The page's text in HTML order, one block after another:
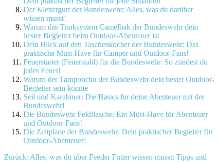
Der Klettergurt der Bundeswehr: Alles, was du darüber
wissen musst!
Warum das Trinksystem Camelbak der Bundeswehr dein
bester Begleiter beim Outdoor-Abenteuer ist
Dein Blick auf den Taschenkocher der Bundeswehr: Das
praktische Must-Have für Camper und Outdoor-Fans!
Feuerstarter (Feuerstahl) für die Bundeswehr: So zündest du
jedes Feuer!
Warum der Tarnponcho der Bundeswehr dein bester Outdoor-
Begleiter sein könnte
Seil und Karabiner: Die Basics für deine Abenteuer mit der
Bundeswehr!
Die Bundeswehr Feldflasche: Ein Must-Have für Abenteuer
und Outdoor-Fans!
Die Zeltplane der Bundeswehr: Dein praktischer Begleiter für
Outdoor-Abenteuer!
Beitragsnavigation
Zurück: Alles, was du über Feeder Futter wissen musst: Tipps und